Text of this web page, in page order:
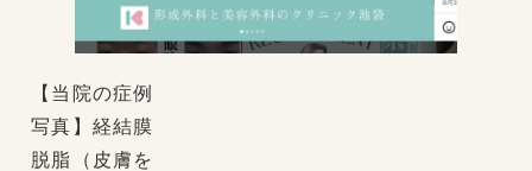
【当院の症例
写真】経結膜
脱脂（皮膚を